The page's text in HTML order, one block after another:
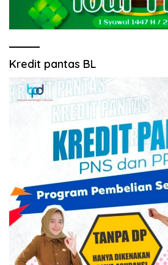
Kredit pantas BL